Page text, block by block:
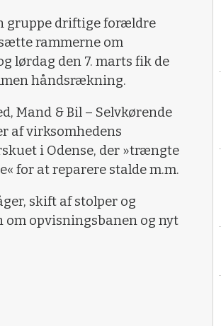
gruppe driftige forældre
rammerne om
lørdag den 7. marts fik de
håndsrækning.
Mand & Bil – Selvkørende
af virksomhedens
i Odense, der »trængte
for at reparere stalde m.m.
skift af stolper og
opvisningsbanen og nyt